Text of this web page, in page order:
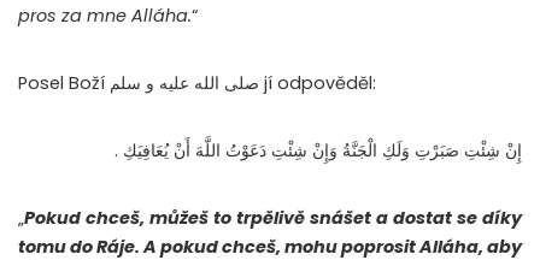
pros za mne Alláha.“
Posel Boží صلى الله عليه و سلم jí odpověděl:
إِنْ شِئْتِ صَبَرْتِ وَلَكِ الْجَنَّةُ وَإِنْ شِئْتِ دَعَوْتُ اللَّهَ أَنْ يُعَافِيَكِ .
„Pokud chceš, můžeš to trpělivě snášet a dostat se díky
tomu do Ráje. A pokud chceš, mohu poprosit Alláha, aby